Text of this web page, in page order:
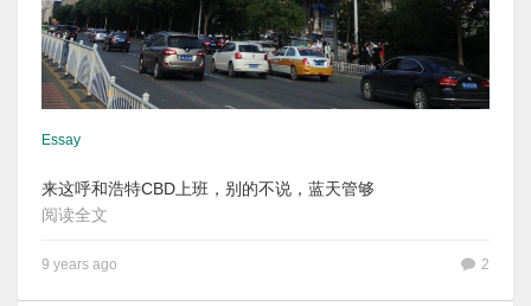
Essay
来这呼和浩特CBD上班，别的不说，蓝天管够
阅读全文
9 years ago 2